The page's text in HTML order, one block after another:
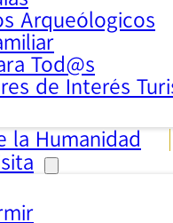
Arqueólogicos
Tod@s
de Interés
la Humanidad